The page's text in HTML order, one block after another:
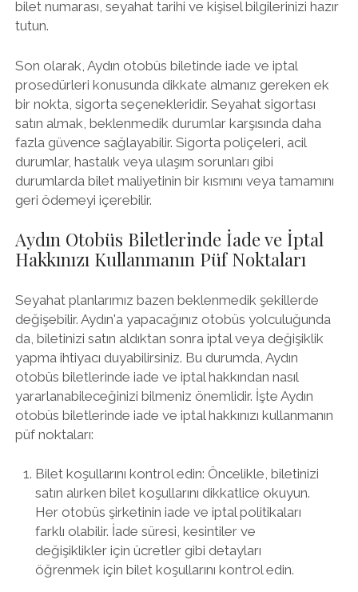
bilet numarası, seyahat tarihi ve kişisel bilgilerinizi hazır
tutun.
Son olarak, Aydın otobüs biletinde iade ve iptal
prosedürleri konusunda dikkate almanız gereken ek
bir nokta, sigorta seçenekleridir. Seyahat sigortası
satın almak, beklenmedik durumlar karşısında daha
fazla güvence sağlayabilir. Sigorta poliçeleri, acil
durumlar, hastalık veya ulaşım sorunları gibi
durumlarda bilet maliyetinin bir kısmını veya tamamını
geri ödemeyi içerebilir.
Aydın Otobüs Biletlerinde İade ve İptal
Hakkınızı Kullanmanın Püf Noktaları
Seyahat planlarımız bazen beklenmedik şekillerde
değişebilir. Aydın'a yapacağınız otobüs yolculuğunda
da, biletinizi satın aldıktan sonra iptal veya değişiklik
yapma ihtiyacı duyabilirsiniz. Bu durumda, Aydın
otobüs biletlerinde iade ve iptal hakkından nasıl
yararlanabileceğinizi bilmeniz önemlidir. İşte Aydın
otobüs biletlerinde iade ve iptal hakkınızı kullanmanın
püf noktaları:
Bilet koşullarını kontrol edin: Öncelikle, biletinizi
satın alırken bilet koşullarını dikkatlice okuyun.
Her otobüs şirketinin iade ve iptal politikaları
farklı olabilir. İade süresi, kesintiler ve
değişiklikler için ücretler gibi detayları
öğrenmek için bilet koşullarını kontrol edin.